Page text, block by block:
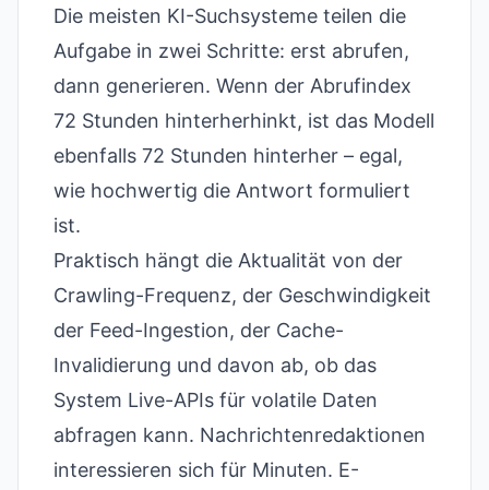
Die meisten KI-Suchsysteme teilen die
Aufgabe in zwei Schritte: erst abrufen,
dann generieren. Wenn der Abrufindex
72 Stunden hinterherhinkt, ist das Modell
ebenfalls 72 Stunden hinterher – egal,
wie hochwertig die Antwort formuliert
ist.
Praktisch hängt die Aktualität von der
Crawling-Frequenz, der Geschwindigkeit
der Feed-Ingestion, der Cache-
Invalidierung und davon ab, ob das
System Live-APIs für volatile Daten
abfragen kann. Nachrichtenredaktionen
interessieren sich für Minuten. E-